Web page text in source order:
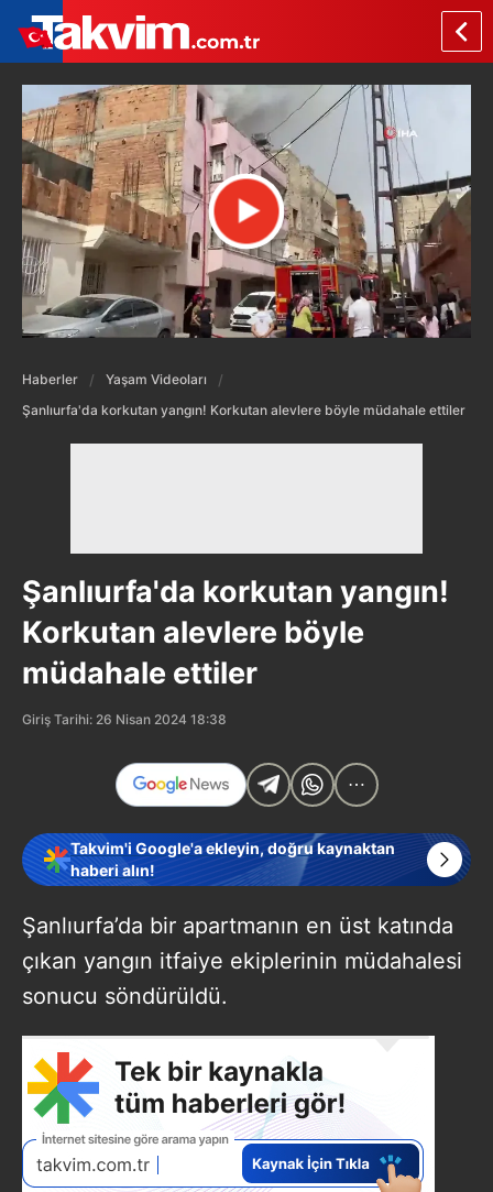
Haberler
Yaşam Videoları
Şanlıurfa'da korkutan yangın! Korkutan alevlere böyle müdahale ettiler
Şanlıurfa'da korkutan yangın!
Korkutan alevlere böyle
müdahale ettiler
Giriş Tarihi: 26 Nisan 2024 18:38
Takvim'i Google'a ekleyin, doğru kaynaktan
haberi alın!
Şanlıurfa’da bir apartmanın en üst katında
çıkan yangın itfaiye ekiplerinin müdahalesi
sonucu söndürüldü.